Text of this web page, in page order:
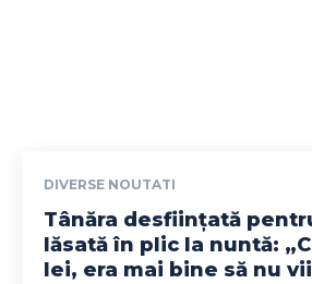
DIVERSE NOUTATI
Tânăra desființată
lăsată în plic la nuntă:
lei, era mai bine să nu